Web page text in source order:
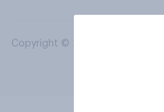
Copyright © 2026 YouGov PLC.